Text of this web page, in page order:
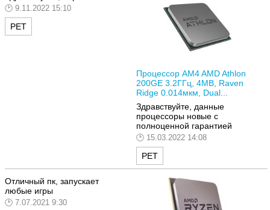
9.11.2022 15:10
РЕТ
Процессор AM4 AMD Athlon
200GE 3.2ГГц, 4MB, Raven
Ridge 0.014мкм, Dual...
Здравствуйте, данные
процессоры новые с
полноценной гарантией
15.03.2022 14:08
РЕТ
Отличный пк, запускает
любые игры
7.07.2021 9:30